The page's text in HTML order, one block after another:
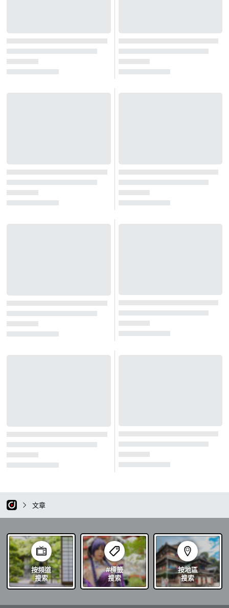
文章
按頻道
搜索
#標籤
搜索
按地區
搜索